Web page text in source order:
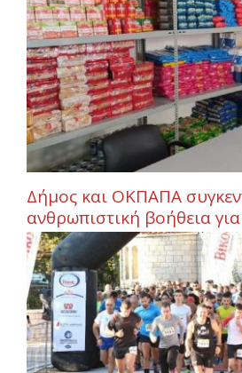
Δήμος και ΟΚΠΑΠΑ
ανθρωπιστική βοήθεια